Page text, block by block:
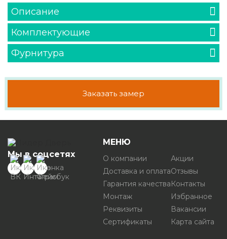
Описание
Комплектующие
Фурнитура
Заказать замер
Мы в соцсетях
МЕНЮ
О компании
Доставка и оплата
Гарантия качества
Монтаж
Реквизиты
Сертификаты
Акции
Отзывы
Контакты
Избранное
Вакансии
Карта сайта